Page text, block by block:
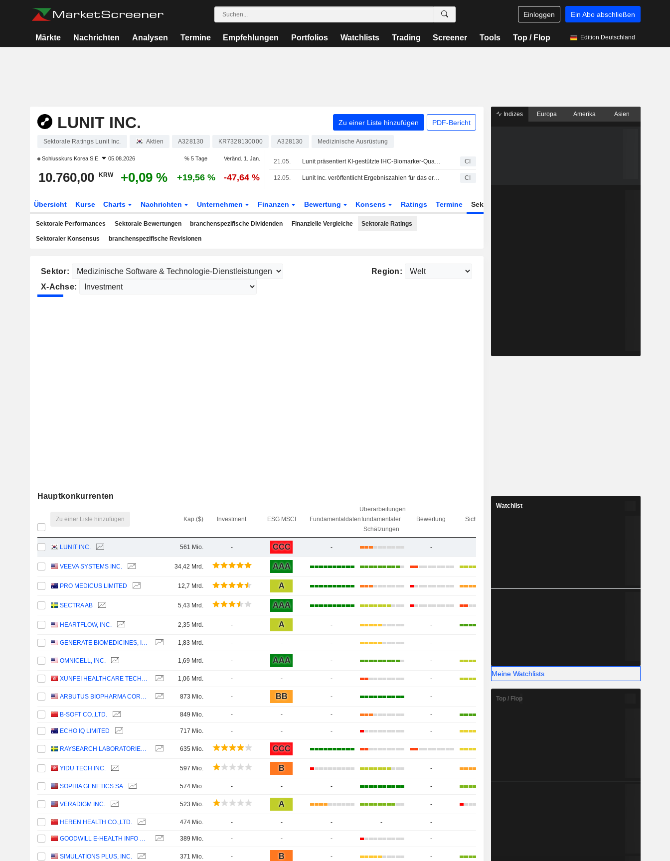
Einloggen Ein Abo abschließen
Märkte Nachrichten Analysen Termine Empfehlungen Portfolios Watchlists Trading Screener Tools Top / Flop Edition Deutschland
LUNIT INC. Zu einer Liste hinzufügen PDF-Bericht
Sektorale Ratings Lunit Inc. Aktien A328130 KR7328130000 A328130 Medizinische Ausrüstung
Schlusskurs Korea S.E. 05.08.2026 % 5 Tage Veränd. 1. Jan.
10.760,00 KRW +0,09 % +19,56 % -47,64 %
21.05. Lunit präsentiert KI-gestützte IHC-Biomarker-Quantifizierung und räumliche Analyse der Tumormikroumgebung auf der ASCO 2026 CI
12.05. Lunit Inc. veröffentlicht Ergebniszahlen für das erste Quartal zum 31. März 2026 CI
Übersicht Kurse Charts Nachrichten Unternehmen Finanzen Bewertung Konsens Ratings Termine Sektor
Sektorale Performances Sektorale Bewertungen branchenspezifische Dividenden Finanzielle Vergleiche Sektorale Ratings
Sektoraler Konsensus branchenspezifische Revisionen
Sektor:
Region:
X-Achse:
Hauptkonkurrenten
Zu einer Liste hinzufügen Kap.($) Investment ESG MSCI Fundamentaldaten
Überarbeitungen
fundamentaler
Schätzungen
Bewertung Sichtbarkeit
LUNIT INC. 561 Mio. - CCC - -
VEEVA SYSTEMS INC. 34,42 Mrd. AAA
PRO MEDICUS LIMITED 12,7 Mrd. A
SECTRA AB 5,43 Mrd. AAA
HEARTFLOW, INC. 2,35 Mrd. - A - -
GENERATE BIOMEDICINES, INC. 1,83 Mrd. - - - -
OMNICELL, INC. 1,69 Mrd. - AAA - -
XUNFEI HEALTHCARE TECHNOLOGY CO., LTD. 1,06 Mrd. - - - -
ARBUTUS BIOPHARMA CORPORATION 873 Mio. - BB - -
B-SOFT CO.,LTD. 849 Mio. - - - -
ECHO IQ LIMITED 717 Mio. - - - -
RAYSEARCH LABORATORIES AB 635 Mio. CCC
YIDU TECH INC. 597 Mio. B -
SOPHIA GENETICS SA 574 Mio. - - - -
VERADIGM INC. 523 Mio. A -
HEREN HEALTH CO.,LTD. 474 Mio. - - - - -
GOODWILL E-HEALTH INFO CO., LTD. 389 Mio. - - - -
SIMULATIONS PLUS, INC. 371 Mio. - B - -
Indizes Europa Amerika Asien
Watchlist
Meine Watchlists
Top / Flop